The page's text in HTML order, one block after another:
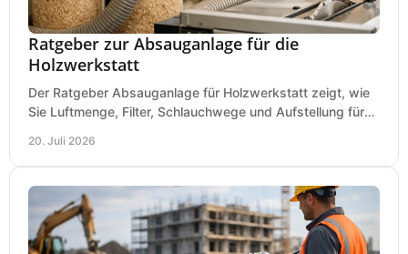
Ratgeber zur Absauganlage für die
Holzwerkstatt
Der Ratgeber Absauganlage für Holzwerkstatt zeigt, wie
Sie Luftmenge, Filter, Schlauchwege und Aufstellung für
20. Juli 2026